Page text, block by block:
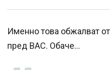
Именно това обжалват
пред ВАС. Обаче...